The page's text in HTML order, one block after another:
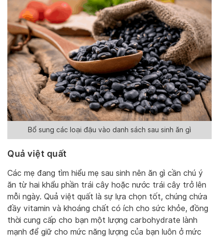
Bổ sung các loại đậu vào danh sách sau sinh ăn gì
Quả việt quất
Các mẹ đang tìm hiểu mẹ sau sinh nên ăn gì cần chú ý
ăn từ hai khẩu phần trái cây hoặc nước trái cây trở lên
mỗi ngày. Quả việt quất là sự lựa chọn tốt, chúng chứa
đầy vitamin và khoáng chất có ích cho sức khỏe, đồng
thời cung cấp cho bạn một lượng carbohydrate lành
mạnh để giữ cho mức năng lượng của bạn luôn ở mức